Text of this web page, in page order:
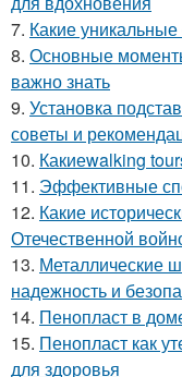
7. Какие
8. Основные
важно знать
9. Установка
советы и
10. Какиеwalking
11. Эффективные
12. Какие
Отечественной
13. Металлические
надежность и
14. Пенопласт в
15. Пенопласт как
для здоровья